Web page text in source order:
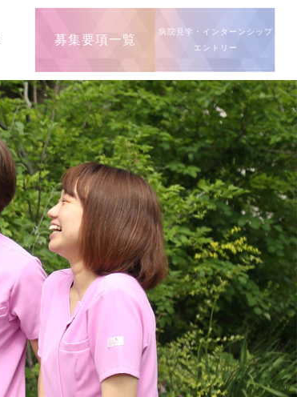
募集要項一覧
病院見学・インターンシップ
エントリー